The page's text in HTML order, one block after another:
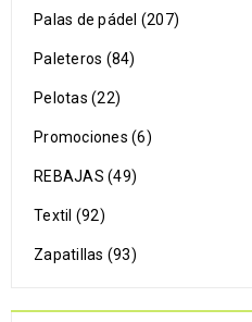
Palas de pádel (207)
Paleteros (84)
Pelotas (22)
Promociones (6)
REBAJAS (49)
Textil (92)
Zapatillas (93)